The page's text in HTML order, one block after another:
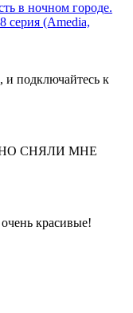
в ночном городе.
8 серия (Amedia,
и подключайтесь к
СНЯЛИ МНЕ
красивые!